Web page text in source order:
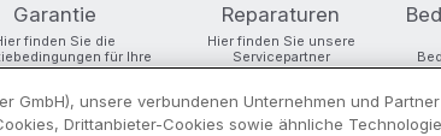
Garantie
finden Sie die
für Ihre
Produkte
Reparaturen
Hier finden Sie unsere
Servicepartner
GmbH), unsere verbundenen Unternehmen und
Drittanbieter-Cookies sowie ähnliche